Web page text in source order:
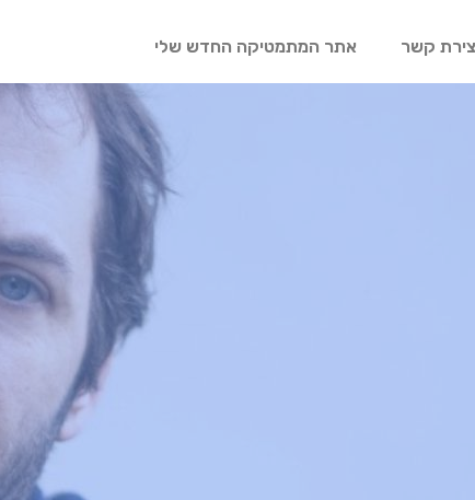
קשר אתר המתמטיקה החדש שלי